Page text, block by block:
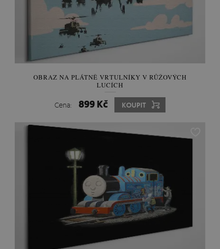
OBRAZ NA PLÁTNĚ VRTULNÍKY V RŮŽOVÝCH
LUCÍCH
Cena: 899 Kč KOUPIT